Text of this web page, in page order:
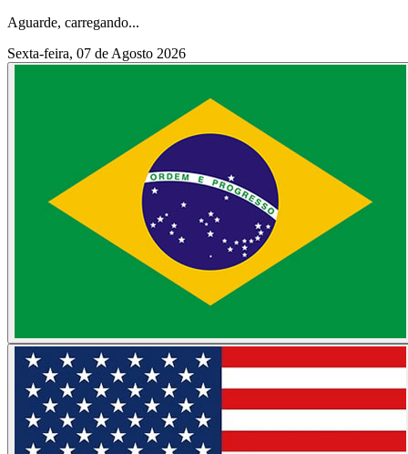
Aguarde, carregando...
Sexta-feira, 07 de Agosto 2026